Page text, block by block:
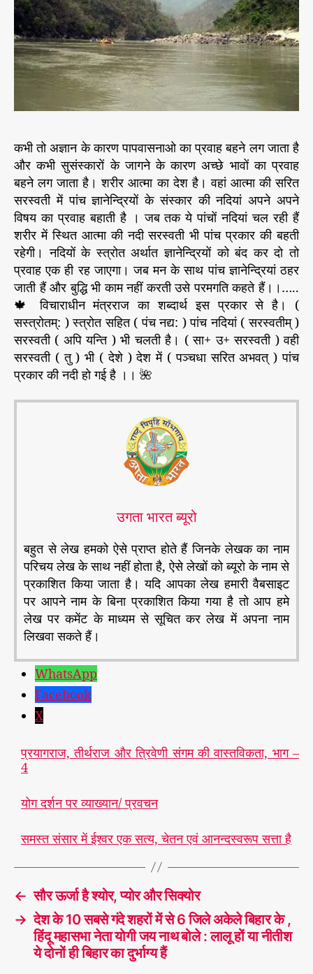
कभी तो अज्ञान के कारण पापवासनाओ का प्रवाह बहने लग जाता है
और कभी सुसंस्कारों के जागने के कारण अच्छे भावों का प्रवाह
बहने लग जाता है। शरीर आत्मा का देश है। वहां आत्मा की सरित
सरस्वती में पांच ज्ञानेन्द्रियों के संस्कार की नदियां अपने अपने
विषय का प्रवाह बहाती है ‌। जब तक ये पांचों नदियां चल रही हैं
शरीर में स्थित आत्मा की नदी सरस्वती भी पांच प्रकार की बहती
रहेगी। नदियों के स्त्रोत अर्थात ज्ञानेन्द्रियों को बंद कर दो तो
प्रवाह एक ही रह जाएगा। जब मन के साथ पांच ज्ञानेन्द्रियां ठहर
जाती हैं और बुद्धि भी काम नहीं करती उसे परमगति कहते हैं।।…..
🍁 विचाराधीन मंत्रराज का शब्दार्थ इस प्रकार से है। (
सस्त्रोतम्: ) स्त्रोत सहित ( पंच नद्य: ) पांच नदियां ( सरस्वतीम् )
सरस्वती ( अपि यन्ति ) भी चलती है। ( सा+ उ+ सरस्वती ) वही
सरस्वती ( तु ) भी ( देशे ) देश में ( पञ्चधा सरित अभवत् ) पांच
प्रकार की नदी हो गई है ।। 🌺
उगता भारत ब्यूरो
बहुत से लेख हमको ऐसे प्राप्त होते हैं जिनके लेखक का नाम
परिचय लेख के साथ नहीं होता है, ऐसे लेखों को ब्यूरो के नाम से
प्रकाशित किया जाता है। यदि आपका लेख हमारी वैबसाइट
पर आपने नाम के बिना प्रकाशित किया गया है तो आप हमे
लेख पर कमेंट के माध्यम से सूचित कर लेख में अपना नाम
लिखवा सकते हैं।
WhatsApp
Facebook
X
प्रयागराज, तीर्थराज और त्रिवेणी संगम की वास्तविकता, भाग –
4
योग दर्शन पर व्याख्यान/ प्रवचन
समस्त संसार में ईश्वर एक सत्य, चेतन एवं आनन्दस्वरूप सत्ता है
← सौर ऊर्जा है श्योर, प्योर और सिक्योर
→ देश के 10 सबसे गंदे शहरों में से 6 जिले अकेले बिहार के ,
हिंदू महासभा नेता योगी जय नाथ बोले : लालू हों या नीतीश
ये दोनों ही बिहार का दुर्भाग्य हैं